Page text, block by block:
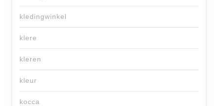
kledingwinkel
klere
kleren
kleur
kocca